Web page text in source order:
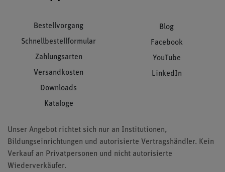
Bestellvorgang
Schnellbestellformular
Zahlungsarten
Versandkosten
Downloads
Kataloge
Blog
Facebook
YouTube
LinkedIn
Unser Angebot richtet sich nur an Institutionen,
Bildungseinrichtungen und autorisierte Vertragshändler. Kein
Verkauf an Privatpersonen und nicht autorisierte
Wiederverkäufer.